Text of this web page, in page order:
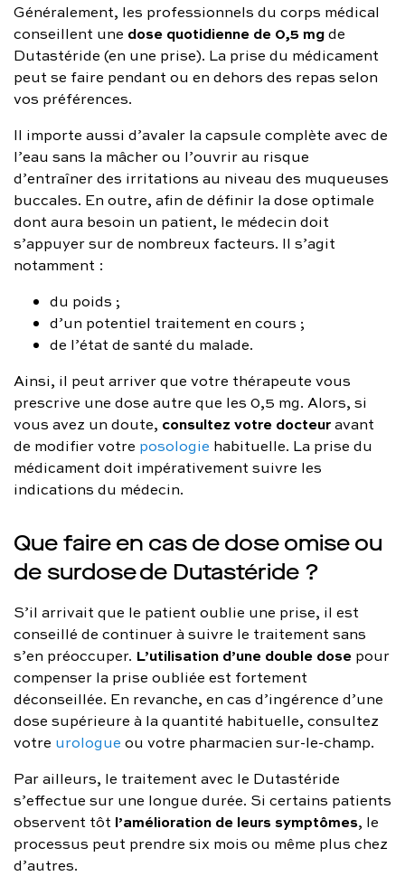
Généralement, les professionnels du corps médical
conseillent une dose quotidienne de 0,5 mgde
Dutastéride (en une prise). La prise du médicament
peut se faire pendant ou en dehors des repas selon
vos préférences.
Il importe aussi d’avaler la capsule complète avec de
l’eau sans la mâcher ou l’ouvrir au risque
d’entraîner des irritations au niveau des muqueuses
buccales. En outre, afin de définir la dose optimale
dont aura besoin un patient, le médecin doit
s’appuyer sur de nombreux facteurs. Il s’agit
notamment :
du poids ;
d’un potentiel traitement en cours ;
de l’état de santé du malade.
Ainsi, il peut arriver que votre thérapeute vous
prescrive une dose autre que les 0,5 mg. Alors, si
vous avez un doute, consultez votre docteuravant
de modifier votre posologie habituelle. La prise du
médicament doit impérativement suivre les
indications du médecin.
Que faire en cas de dose omise ou
de surdose de Dutastéride ?
S’il arrivait que le patient oublie une prise, il est
conseillé de continuer à suivre le traitement sans
s’en préoccuper. L’utilisation d’une double dose pour
compenser la prise oubliée est fortement
déconseillée. En revanche, en cas d’ingérence d’une
dose supérieure à la quantité habituelle, consultez
votre urologue ou votre pharmacien sur-le-champ.
Par ailleurs, le traitement avec le Dutastéride
s’effectue sur une longue durée. Si certains patients
observent tôt l’amélioration de leurs symptômes, le
processus peut prendre six mois ou même plus chez
d’autres.